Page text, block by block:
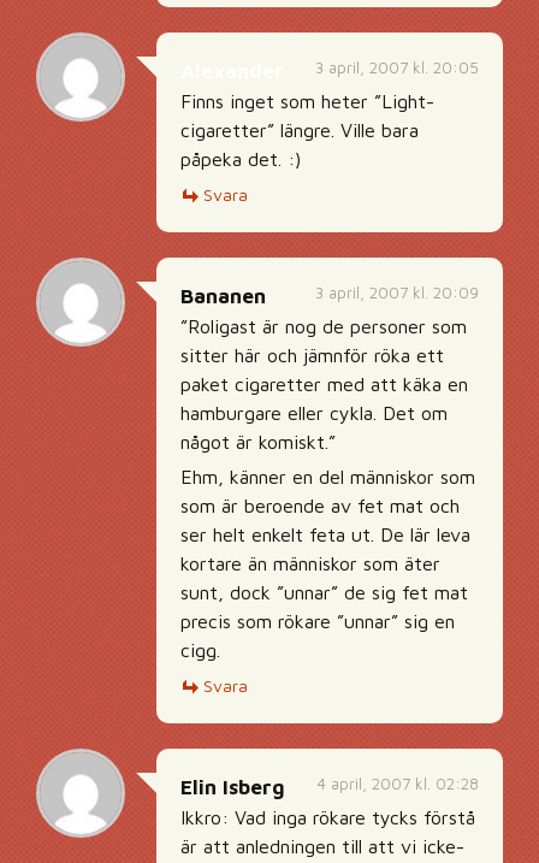
3 april, 2007 kl. 20:05
Finns inget som heter ”Light-
cigaretter” längre. Ville bara
påpeka det. :)
Svara
3 april, 2007 kl. 20:09
Bananen
”Roligast är nog de personer som
sitter här och jämnför röka ett
paket cigaretter med att käka en
hamburgare eller cykla. Det om
något är komiskt.”
Ehm, känner en del människor som
som är beroende av fet mat och
ser helt enkelt feta ut. De lär leva
kortare än människor som äter
sunt, dock ”unnar” de sig fet mat
precis som rökare ”unnar” sig en
cigg.
Svara
4 april, 2007 kl. 02:28
Elin Isberg
Ikkro: Vad inga rökare tycks förstå
är att anledningen till att vi icke-